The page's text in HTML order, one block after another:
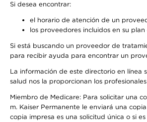
Si desea encontrar:
el horario de atención de un
los proveedores incluidos en su
Si está buscando un proveedor de
para recibir ayuda para encontrar un
La información de este directorio en línea
salud nos la proporcionan los
Miembro de Medicare: Para solicitar una
m. Kaiser Permanente le enviará una
copia impresa es una solicitud única o si